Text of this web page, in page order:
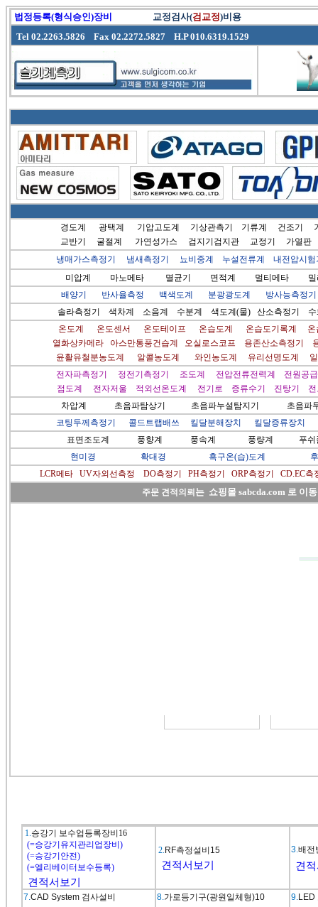
법정등록(형식승인)장비 교정검사(검교정)비용
Tel 02.2263.5826 Fax 02.2272.5827 H.P 010.6319.1529
경도계 광택계 기압고도계 기상관측기 기류계 건조기
교반기
굴절계 가연성가스 검지기검지관 교정기
가열판
냉매가스측정기
냄새측정기 뇨비중계 누설전류계
내전압시
미압계
마노메타 멸균기 면적계 멀티메타
밀
배양기
반사율측정 백색도계 분광광도계
방사능측정기
솔라측정기
색차계 소음계 수분계 색도계(물) 산소측정기
온도계
온도센서 온도테이프 온습도계 온습도기록계
온
열화상카메라
아스만통풍건습계 오실로스코프 용존산소측정기
윤활유철분농도계
알콜농도계 와인농도계 유리선명도계
전자파측정기
정전기측정기 조도계 전압전류전력계
전원공
점도계
전자저울 적외선온도계 전기로 증류수기 진탕기
차압계
초음파탐상기 초음파누설탐지기
초음파두
코팅두께측정기
콜드트랩배쓰 킬달분해장치 킬달증류장치
표면조도계
풍향계 풍속계 풍량계
푸쉬
현미경
확대경 흑구온(습)도계
LCR메타
UV자외선측정 DO측정기 PH측정기 ORP측정기
CD.EC측
주문 견적의뢰 는 쇼핑몰 sabcda.com 로 이
1.승강기 보수업등록장비16
(=승강기유지관리업장비)
(=승강기안전)
(=엘리베이터보수등록)
견적서보기
2. RF측정설비 15
견적서보기
3.배
견
7.CAD System 검사설비 8.가로등기구(광원 일체 형)10 9.LED